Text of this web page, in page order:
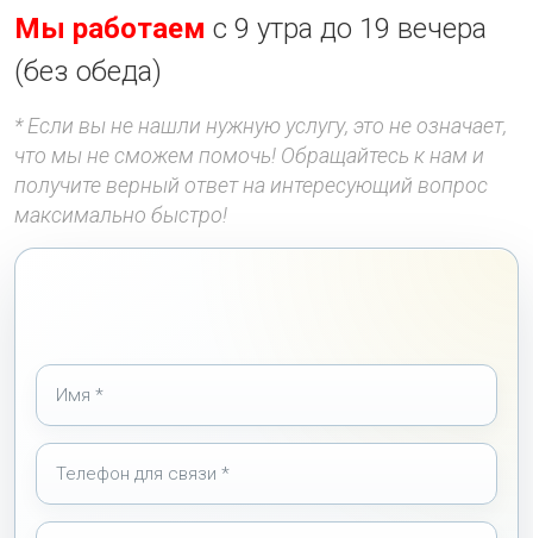
Мы работаем с 9 утра до 19 вечера
(без обеда)
* Если вы не нашли нужную услугу, это не означает,
что мы не сможем помочь! Обращайтесь к нам и
получите верный ответ на интересующий вопрос
максимально быстро!